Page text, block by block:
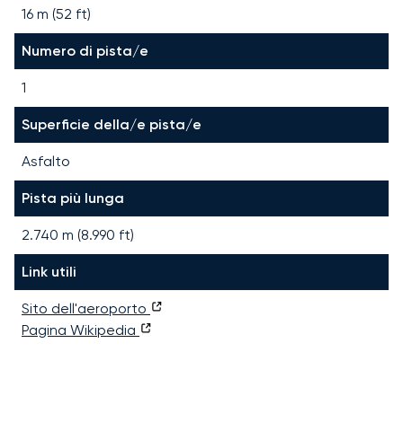
16 m (52 ft)
Numero di pista/e
1
Superficie della/e pista/e
Asfalto
Pista più lunga
2.740 m (8.990 ft)
Link utili
Sito dell'aeroporto
Pagina Wikipedia